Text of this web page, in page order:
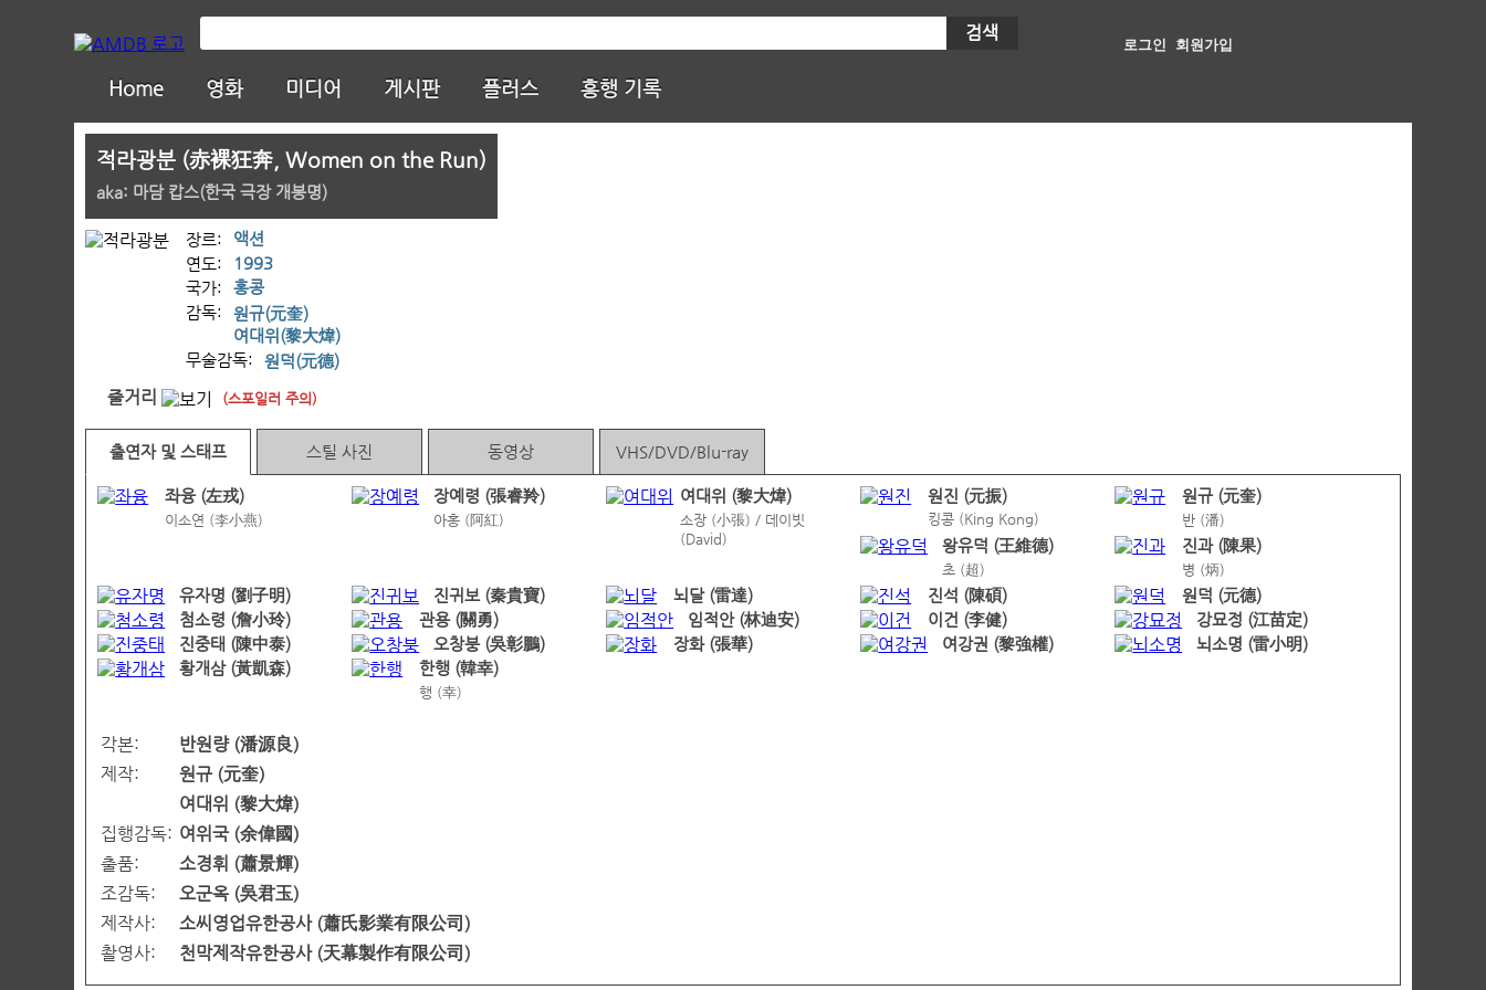
검색
로그인 회원가입
Home 영화 미디어 게시판 플러스 흥행 기록
적라광분 (赤裸狂奔, Women on the Run)
aka: 마담 캅스(한국 극장 개봉명)
장르:
액션
연도:
1993
국가:
홍콩
감독:
원규(元奎)
여대위(黎大煒)
무술감독:
원덕(元德)
줄거리 (스포일러 주의)
출연자 및 스태프 스틸 사진 동영상 VHS/DVD/Blu-ray
좌융 (左戎)
이소연 (李小燕)
장예령 (張睿羚)
아홍 (阿紅)
여대위 (黎大煒)
소장 (小張) / 데이빗
(David)
원진 (元振)
킹콩 (King Kong)
원규 (元奎)
반 (潘)
왕유덕 (王維德)
초 (超)
진과 (陳果)
병 (炳)
유자명 (劉子明) 진귀보 (秦貴寶) 뇌달 (雷達) 진석 (陳碩)
원덕 (元德)
첨소령 (詹小玲)
관용 (關勇) 임적안 (林迪安) 이건 (李健)
강묘정 (江苗定)
진중태 (陳中泰)
오창붕 (吳彰鵬) 장화 (張華) 여강권 (黎強權)
뇌소명 (雷小明)
황개삼 (黃凱森)
한행 (韓幸)
행 (幸)
각본:
반원량 (潘源良)
제작:
원규 (元奎)
여대위 (黎大煒)
집행감독: 여위국 (余偉國)
출품:
소경휘 (蕭景輝)
조감독:
오군옥 (吳君玉)
제작사:
소씨영업유한공사 (蕭氏影業有限公司)
촬영사:
천막제작유한공사 (天幕製作有限公司)